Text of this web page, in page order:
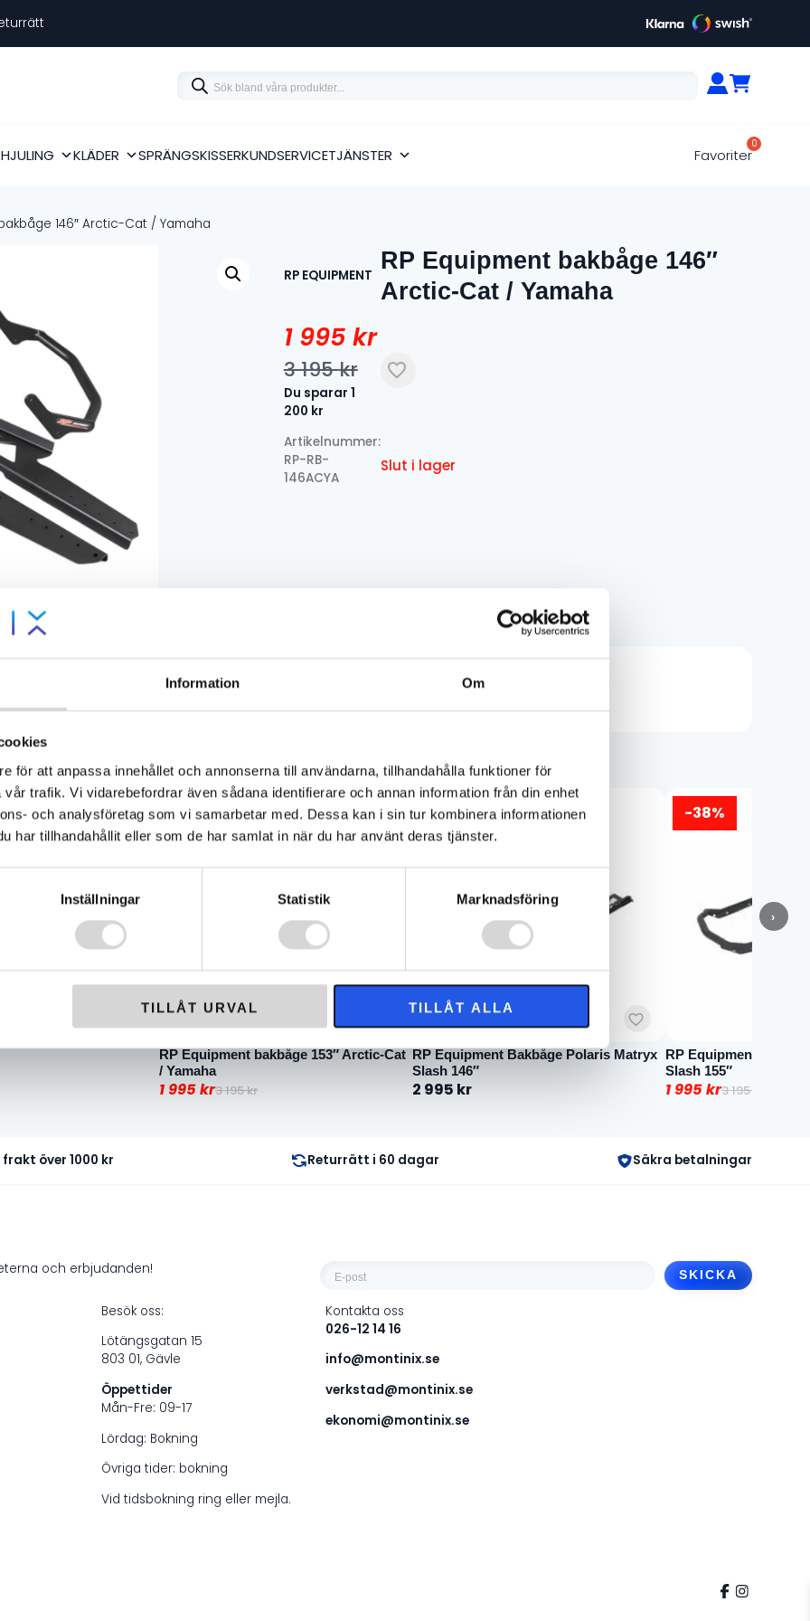
Information Om
för att anpassa innehållet och annonserna till användarna, tillhandahålla funktioner för
trafik. Vi vidarebefordrar även sådana identifierare och annan information från din enhet
och analysföretag som vi samarbetar med. Dessa kan i sin tur kombinera informationen
har tillhandahållit eller som de har samlat in när du har använt deras tjänster.
Inställningar Statistik Marknadsföring
TILLÅT URVAL TILLÅT ALLA
Products
search
KLÄDER SPRÄNGSKISSERKUNDSERVICETJÄNSTER Favoriter
146″ Arctic-Cat / Yamaha
RP EQUIPMENT
RP Equipment bakbåge 146″
Arctic-Cat / Yamaha
3 195kr
Det
ursprungliga
priset
1 995 kr
Det
nuvarande
priset
Du sparar 1
200 kr
Artikelnummer:
RP-RB-
146ACYA
Slut i lager
bakbåge Polaris
-38%
RP Equipment bakbåge 153″ Arctic-Cat
/ Yamaha
3 195kr
Det
1 995kr
Det
RP Equipment Bakbåge Polaris Matryx
Slash 146″
2 995 kr
-38%
RP Equipment
Slash 155″
3 195
Det
var:
1 995kr
Det
är:
›
frakt över 1000 kr Returrätt i 60 dagar Säkra betalningar
och erbjudanden!
*
Besök oss:
Lötängsgatan 15
803 01, Gävle
Öppettider
Mån-Fre: 09-17
Lördag: Bokning
Övriga tider: bokning
Vid tidsbokning ring eller mejla.
Kontakta oss
026-12 14 16
info@montinix.se
verkstad@montinix.se
ekonomi@montinix.se